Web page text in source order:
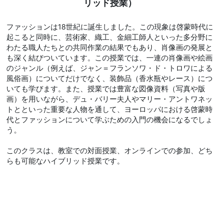
リッド授業）
ファッションは18世紀に誕生しました。この現象は啓蒙時代に
起こると同時に、芸術家、織工、金細工師人といった多分野に
わたる職人たちとの共同作業の結果でもあり、肖像画の発展と
も深く結びついています。この授業では、一連の肖像画や絵画
のジャンル（例えば、ジャン＝フランソワ・ド・トロワによる
風俗画）についてだけでなく、装飾品（香水瓶やレース）につ
いても学びます。また、授業では豊富な図像資料（写真や版
画）を用いながら、デュ・バリー夫人やマリー・アントワネッ
トとといった重要な人物を通して、ヨーロッパにおける啓蒙時
代とファッションについて学ぶための入門の機会になるでしょ
う。
このクラスは、教室での対面授業、オンラインでの参加、どち
らも可能なハイブリッド授業です。